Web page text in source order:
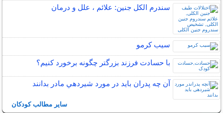
سندرم الکل جنین: علائم ، علل و درمان
سیب کرمو
با حسادت فرزند بزرگتر چگونه برخورد کنیم؟
آن چه پدران بايد در مورد شيردهي مادر بدانند
سایر مطالب کودکان